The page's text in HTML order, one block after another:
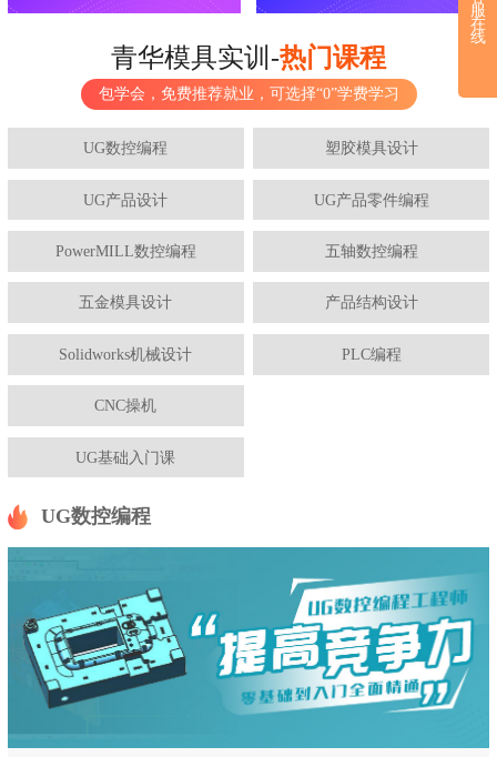
青华模具实训-热门课程
包学会，免费推荐就业，可选择“0”学费学习
UG数控编程 塑胶模具设计
UG产品设计 UG产品零件编程
PowerMILL数控编程 五轴数控编程
五金模具设计 产品结构设计
Solidworks机械设计 PLC编程
CNC操机
UG基础入门课
UG数控编程
服
在
线